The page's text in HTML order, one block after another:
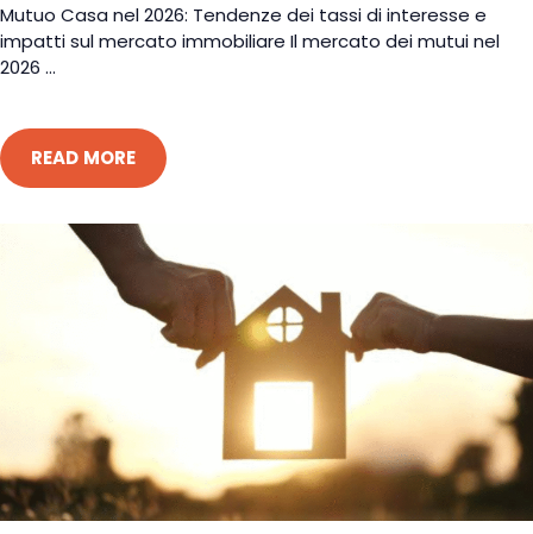
Mutuo Casa nel 2026: Tendenze dei tassi di interesse e
impatti sul mercato immobiliare Il mercato dei mutui nel
2026 ...
READ MORE